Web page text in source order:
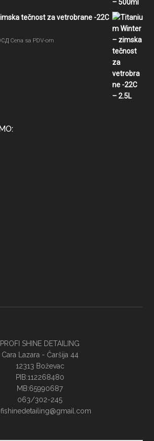
tečnost za vetrobrane -22C
Trenutna
Cena sa PDV-om
PROFI SHINE DETAILING
Cara Lazara - Ĉaršija 44
12313 Boževac
PIB:112268480
MB:65990687
063/302-245